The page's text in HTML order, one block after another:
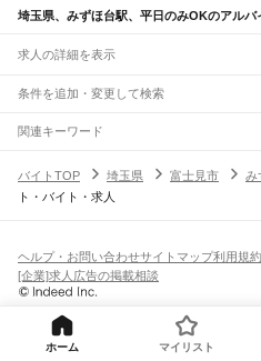
埼玉県、みずほ台駅、平日のみOKのアルバ
求人の詳細を表示
条件を追加・変更して検索
市区町村を追加・変更
埼玉県すべて
さいたま市
春日部市狭山市羽生市鴻巣市深谷市
朝霞市志木市和光市
坂戸市幸手市
大利根町
入間郡比企郡
駅を追加・変更
JR八高線(八王子～高麗川)
金子駅 東飯能駅
JR八高線(高麗川～高崎)
高麗川駅
明覚駅小川町駅
職種を追加・変更
飲食・フードサービスすべて
ホールスタッフキッチンスタッフ 皿洗い
パン屋（ベーカリー）
営業・販売
営業・販売
人気
日払いOK高校生歓迎
勤務期間
短期単発・1日OK
期間限定（春夏冬
雇用形態を追加・変更
正社員
契約社員
都道府県を変更
関連キーワード
バイトTOP
埼玉県 富士見市 み
ト・バイト・求人
ヘルプ・お問い合わせサイトマップ利用規
[企業]求人広告の掲載相談
ホーム マイリスト